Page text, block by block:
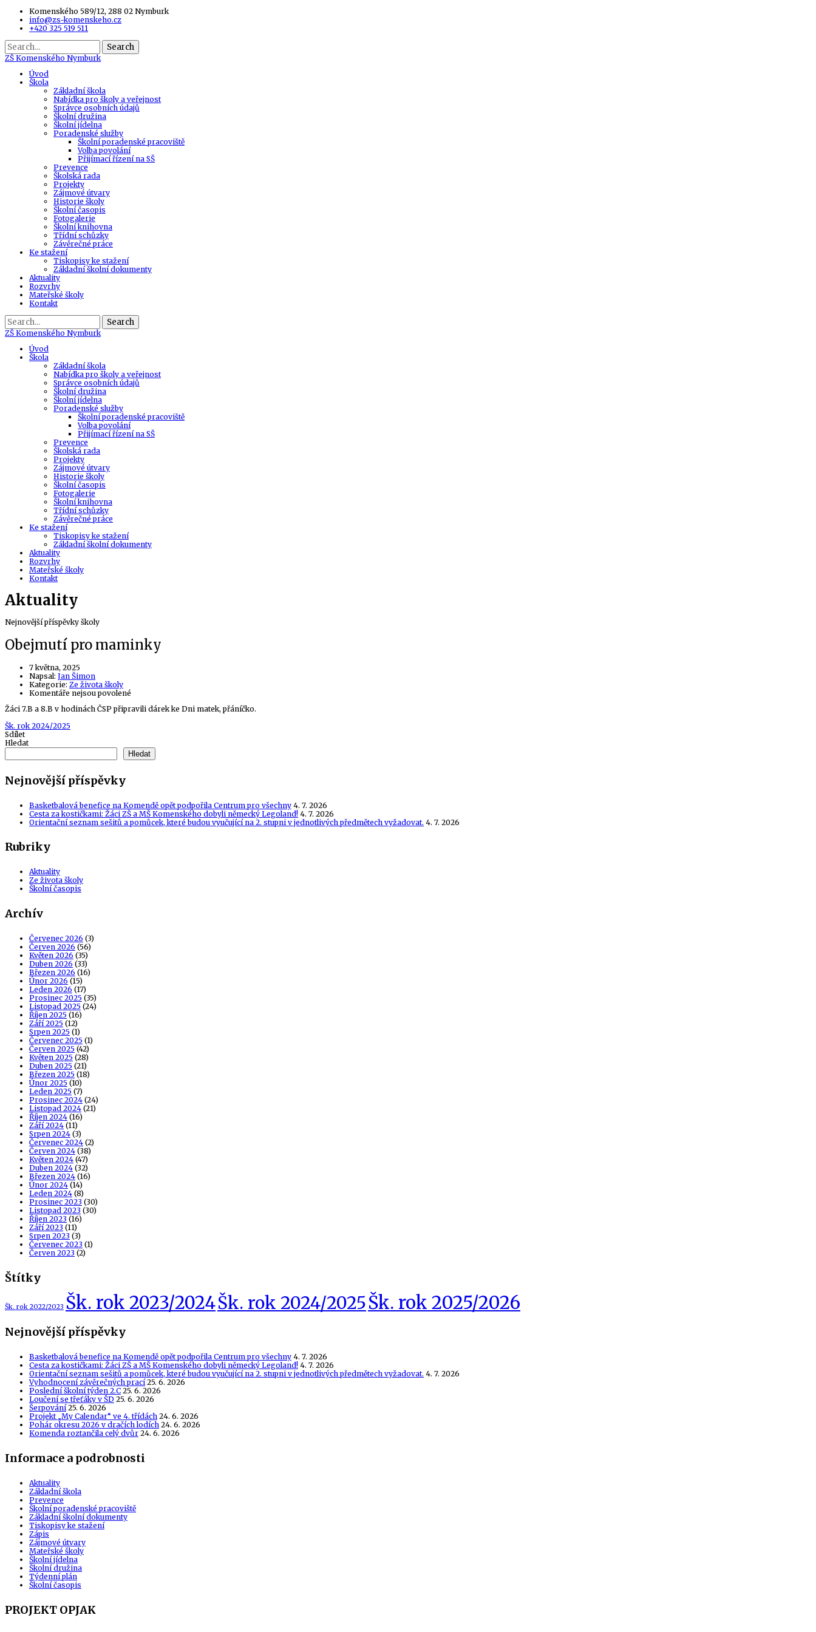
Komenského 589/12, 288 02 Nymburk
info@zs-komenskeho.cz
+420 325 519 511
Search
ZŠ Komenského Nymburk
Úvod
Škola
Základní škola
Nabídka pro školy a veřejnost
Správce osobních údajů
Školní družina
Školní jídelna
Poradenské služby
Školní poradenské pracoviště
Volba povolání
Přijímací řízení na SŠ
Prevence
Školská rada
Projekty
Zájmové útvary
Historie školy
Školní časopis
Fotogalerie
Školní knihovna
Třídní schůzky
Závěrečné práce
Ke stažení
Tiskopisy ke stažení
Základní školní dokumenty
Aktuality
Rozvrhy
Mateřské školy
Kontakt
Search
ZŠ Komenského Nymburk
Úvod
Škola
Základní škola
Nabídka pro školy a veřejnost
Správce osobních údajů
Školní družina
Školní jídelna
Poradenské služby
Školní poradenské pracoviště
Volba povolání
Přijímací řízení na SŠ
Prevence
Školská rada
Projekty
Zájmové útvary
Historie školy
Školní časopis
Fotogalerie
Školní knihovna
Třídní schůzky
Závěrečné práce
Ke stažení
Tiskopisy ke stažení
Základní školní dokumenty
Aktuality
Rozvrhy
Mateřské školy
Kontakt
Aktuality
Nejnovější příspěvky školy
Obejmutí pro maminky
7 května, 2025
Napsal: Author
Jan Šimon
Kategorie: Ze života školy
Komentáře nejsou povolené
s
Žáci 7.B a 8.B v hodinách ČSP připravili dárek ke Dni matek, přáníčko.
Tags
Šk. rok 2024/2025
Sdílet
Hledat
Hledat
Nejnovější příspěvky
Basketbalová benefice na Komendě opět podpořila Centrum pro všechny 4. 7. 2026
Cesta za kostičkami: Žáci ZŠ a MŠ Komenského dobyli německý Legoland! 4. 7. 2026
Orientační seznam sešitů a pomůcek, které budou vyučující na 2. stupni v jednotlivých předmětech vyžadovat. 4. 7. 2026
Rubriky
Aktuality
Ze života školy
Školní časopis
Archív
Červenec 2026 (3)
Červen 2026 (56)
Květen 2026 (35)
Duben 2026 (33)
Březen 2026 (16)
Únor 2026 (15)
Leden 2026 (17)
Prosinec 2025 (35)
Listopad 2025 (24)
Říjen 2025 (16)
Září 2025 (12)
Srpen 2025 (1)
Červenec 2025 (1)
Červen 2025 (42)
Květen 2025 (28)
Duben 2025 (21)
Březen 2025 (18)
Únor 2025 (10)
Leden 2025 (7)
Prosinec 2024 (24)
Listopad 2024 (21)
Říjen 2024 (16)
Září 2024 (11)
Srpen 2024 (3)
Červenec 2024 (2)
Červen 2024 (38)
Květen 2024 (47)
Duben 2024 (32)
Březen 2024 (16)
Únor 2024 (14)
Leden 2024 (8)
Prosinec 2023 (30)
Listopad 2023 (30)
Říjen 2023 (16)
Září 2023 (11)
Srpen 2023 (3)
Červenec 2023 (1)
Červen 2023 (2)
Štítky
Šk. rok 2022/2023 Šk. rok 2023/2024Šk. rok 2024/2025Šk. rok 2025/2026
Nejnovější příspěvky
Basketbalová benefice na Komendě opět podpořila Centrum pro všechny 4. 7. 2026
Cesta za kostičkami: Žáci ZŠ a MŠ Komenského dobyli německý Legoland! 4. 7. 2026
Orientační seznam sešitů a pomůcek, které budou vyučující na 2. stupni v jednotlivých předmětech vyžadovat. 4. 7. 2026
Vyhodnocení závěrečných prací 25. 6. 2026
Poslední školní týden 2.C 25. 6. 2026
Loučení se třeťáky v ŠD 25. 6. 2026
Šerpování 25. 6. 2026
Projekt „My Calendar“ ve 4. třídách 24. 6. 2026
Pohár okresu 2026 v dračích lodích 24. 6. 2026
Komenda roztančila celý dvůr 24. 6. 2026
Informace a podrobnosti
Aktuality
Základní škola
Prevence
Školní poradenské pracoviště
Základní školní dokumenty
Tiskopisy ke stažení
Zápis
Zájmové útvary
Mateřské školy
Školní jídelna
Školní družina
Týdenní plán
Školní časopis
PROJEKT OPJAK